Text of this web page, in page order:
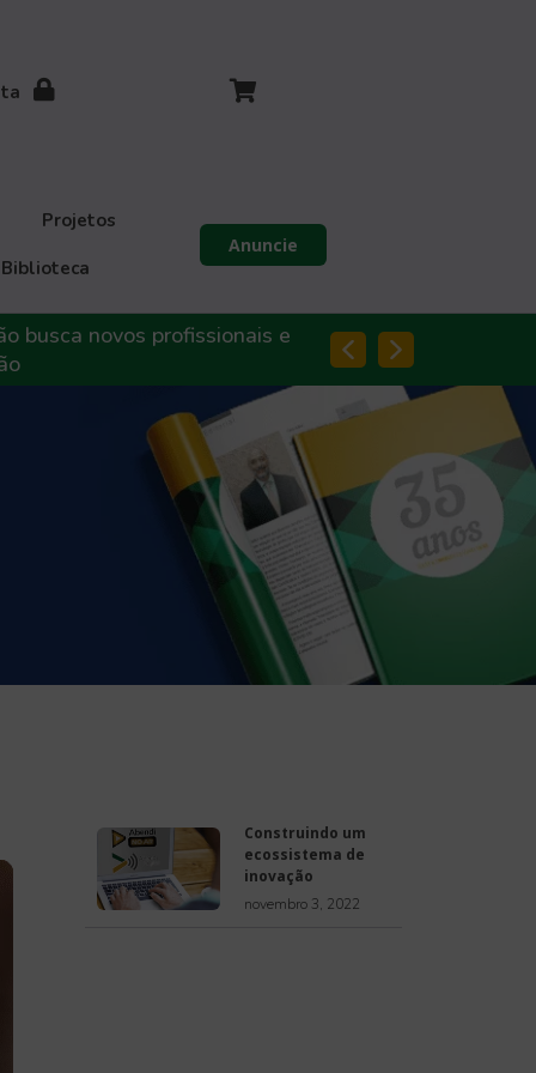
Projetos
Biblioteca
Anuncie
busca novos profissionais e
Construindo um
ecossistema de
inovação
novembro 3, 2022